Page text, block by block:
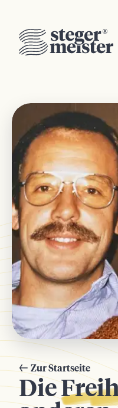
Zur Startseite
Die